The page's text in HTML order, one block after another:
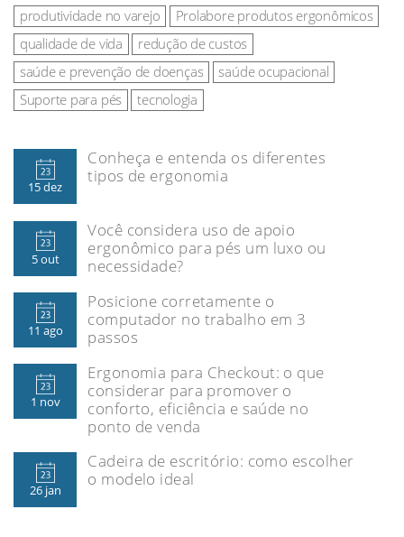
produtividade no varejo
Prolabore produtos ergonômicos
qualidade de vida
redução de custos
saúde e prevenção de doenças
saúde ocupacional
Suporte para pés
tecnologia
15 dez
Conheça e entenda os diferentes
tipos de ergonomia
5 out
Você considera uso de apoio
ergonômico para pés um luxo ou
necessidade?
11 ago
Posicione corretamente o
computador no trabalho em 3
passos
1 nov
Ergonomia para Checkout: o que
considerar para promover o
conforto, eficiência e saúde no
ponto de venda
26 jan
Cadeira de escritório: como escolher
o modelo ideal